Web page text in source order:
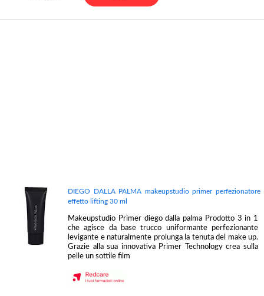
DIEGO DALLA PALMA makeupstudio primer perfezionatore
effetto lifting 30 ml
Makeupstudio Primer diego dalla palma Prodotto 3 in 1
che agisce da base trucco uniformante perfezionante
levigante e naturalmente prolunga la tenuta del make up.
Grazie alla sua innovativa Primer Technology crea sulla
pelle un sottile film